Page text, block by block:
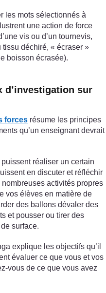
les mots sélectionnés à
une action de force
vis ou d’un tournevis,
déchiré, « écraser »
boisson écrasée).
d’investigation sur
forces résume les principes
qu’un enseignant devrait
réaliser un certain
en discuter et réfléchir
activités propres
vos élèves en matière de
des ballons dévaler des
et pousser ou tirer des
surface.
explique les objectifs qu’il
évaluer ce que vous et vos
vous de ce que vous avez